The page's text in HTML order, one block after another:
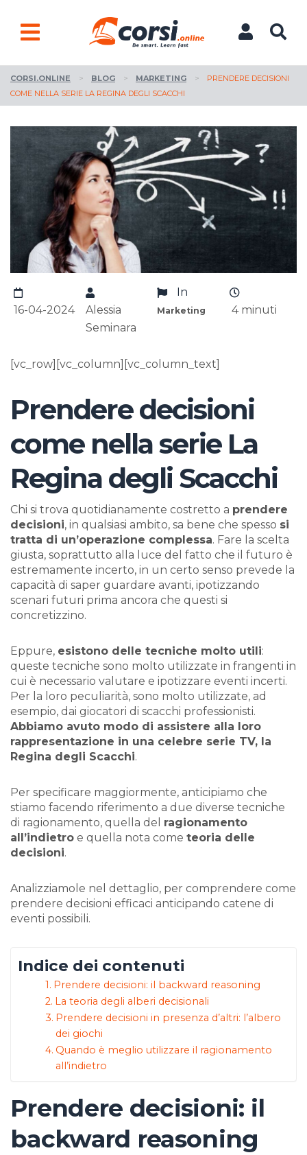
CORSI.ONLINE > BLOG > MARKETING >
PRENDERE DECISIONI
COME NELLA SERIE LA REGINA DEGLI SCACCHI
16-04-2024
Alessia
Seminara
In
Marketing 4 minuti
[vc_row][vc_column][vc_column_text]
Prendere decisioni
come nella serie La
Regina degli Scacchi
Chi si trova quotidianamente costretto a prendere
decisioni, in qualsiasi ambito, sa bene che spesso si
tratta di un’operazione complessa. Fare la scelta
giusta, soprattutto alla luce del fatto che il futuro è
estremamente incerto, in un certo senso prevede la
capacità di saper guardare avanti, ipotizzando
scenari futuri prima ancora che questi si
concretizzino.
Eppure, esistono delle tecniche molto utili:
queste tecniche sono molto utilizzate in frangenti in
cui è necessario valutare e ipotizzare eventi incerti.
Per la loro peculiarità, sono molto utilizzate, ad
esempio, dai giocatori di scacchi professionisti.
Abbiamo avuto modo di assistere alla loro
rappresentazione in una celebre serie TV, la
Regina degli Scacchi.
Per specificare maggiormente, anticipiamo che
stiamo facendo riferimento a due diverse tecniche
di ragionamento, quella del ragionamento
all’indietro e quella nota come teoria delle
decisioni.
Analizziamole nel dettaglio, per comprendere come
prendere decisioni efficaci anticipando catene di
eventi possibili.
Indice dei contenuti
Prendere decisioni: il backward reasoning
La teoria degli alberi decisionali
Prendere decisioni in presenza d’altri: l’albero
dei giochi
Quando è meglio utilizzare il ragionamento
all’indietro
Prendere decisioni: il
backward reasoning